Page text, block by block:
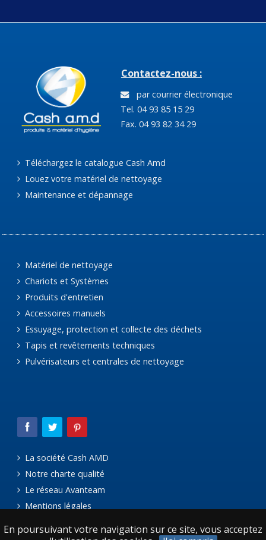
En poursuivant votre navigation sur ce site, vous acceptez
Contactez-nous :
par courrier électronique
Tel. 04 93 85 15 29
Fax. 04 93 82 34 29
Téléchargez le catalogue Cash Amd
Louez votre matériel de nettoyage
Maintenance et dépannage
Matériel de nettoyage
Chariots et Systèmes
Produits d'entretien
Accessoires manuels
Essuyage, protection et collecte des déchets
Tapis et revêtements techniques
Pulvérisateurs et centrales de nettoyage
La société Cash AMD
Notre charte qualité
Le réseau Avanteam
Mentions légales